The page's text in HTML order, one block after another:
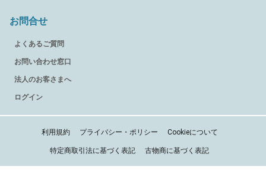
お問合せ
よくあるご質問
お問い合わせ窓口
法人のお客さまへ
ログイン
利用規約 プライバシー・ポリシー Cookieについて
特定商取引法に基づく表記 古物商に基づく表記